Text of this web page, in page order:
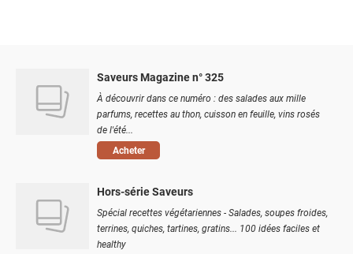
Saveurs Magazine n° 325
À découvrir dans ce numéro : des salades aux mille
parfums, recettes au thon, cuisson en feuille, vins rosés
de l'été...
Acheter
Hors-série Saveurs
Spécial recettes végétariennes - Salades, soupes froides,
terrines, quiches, tartines, gratins... 100 idées faciles et
healthy